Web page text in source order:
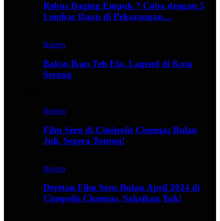
Rebus Daging Empuk ? Coba dengan 5
Lembar Daun di Pekarangan…
Banten
Bakso Ikan Teh Efa, Lagend di Kota
Serang
Banten
Film Seru di Cinépolis Cinemas Bulan
Juli, Segera Tonton!
Banten
Deretan Film Seru Bulan April 2024 di
Cinepolis Cinemas, Saksikan Yuk!